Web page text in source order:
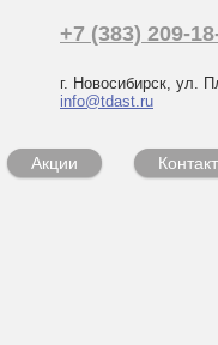
+7 (383) 209-
г. Новосибирск, ул.
info@tdast.ru
Акции